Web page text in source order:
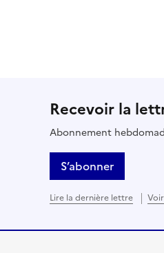
Recevoir la
Abonnement
S’abonner
Lire la dernière lettre